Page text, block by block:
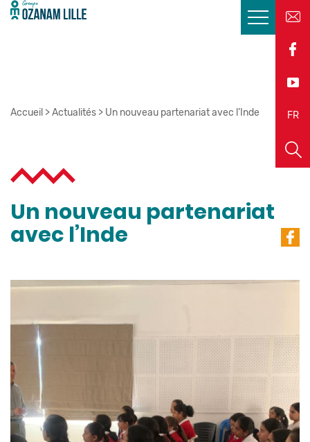
FR
EN
Accueil >Actualités > Un nouveau partenariat avec l’Inde
Un nouveau partenariat
avec l’Inde